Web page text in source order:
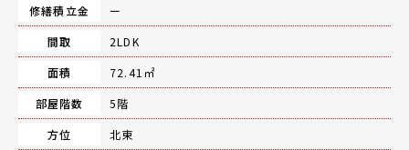
修繕積立金
ー
間取
2LDK
面積
72.41㎡
部屋階数
5階
方位
北東